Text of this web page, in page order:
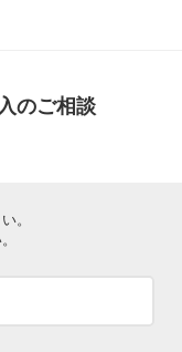
のご相談
。